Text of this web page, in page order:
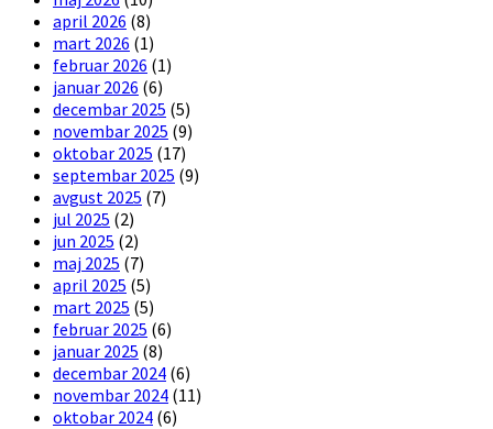
april 2026 (8)
mart 2026 (1)
februar 2026 (1)
januar 2026 (6)
decembar 2025 (5)
novembar 2025 (9)
oktobar 2025 (17)
septembar 2025 (9)
avgust 2025 (7)
jul 2025 (2)
jun 2025 (2)
maj 2025 (7)
april 2025 (5)
mart 2025 (5)
februar 2025 (6)
januar 2025 (8)
decembar 2024 (6)
novembar 2024 (11)
oktobar 2024 (6)